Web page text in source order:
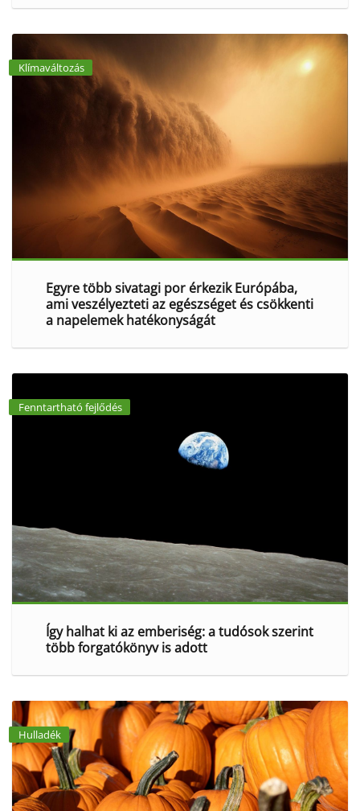
Klímaváltozás
Egyre több sivatagi por érkezik Európába,
ami veszélyezteti az egészséget és csökkenti
a napelemek hatékonyságát
Fenntartható fejlődés
Így halhat ki az emberiség: a tudósok szerint
több forgatókönyv is adott
Hulladék